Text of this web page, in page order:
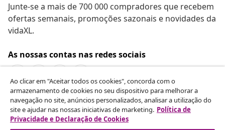
Junte-se a mais de 700 000 compradores que recebem
ofertas semanais, promoções sazonais e novidades da
vidaXL.
As nossas contas nas redes sociais
Rescindir o contrato
Envie um pedido de rescisão da sua encomenda.
Ao clicar em "Aceitar todos os cookies", concorda com o
armazenamento de cookies no seu dispositivo para melhorar a
navegação no site, anúncios personalizados, analisar a utilização do
site e ajudar nas nossas iniciativas de marketing. Política de
Privacidade e Declaração de Cookies